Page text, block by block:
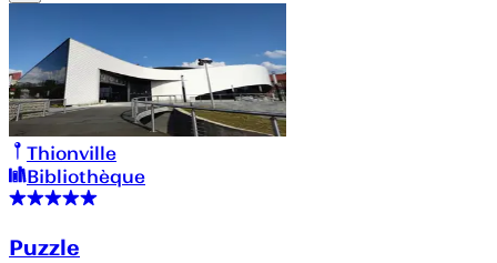
Thionville
Bibliothèque
Puzzle